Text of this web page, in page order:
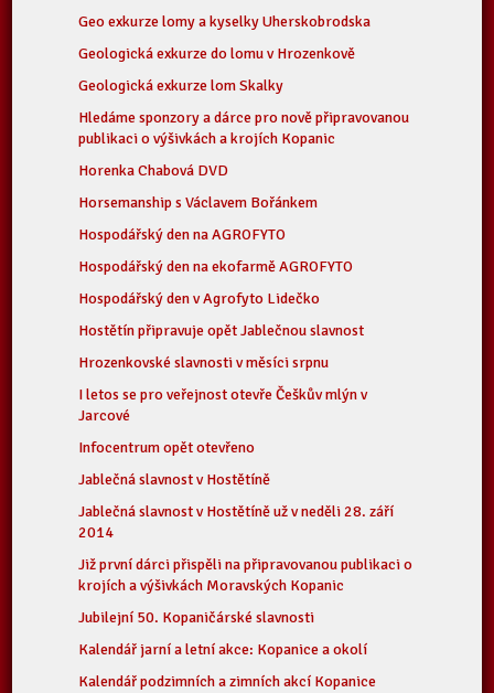
Geo exkurze lomy a kyselky Uherskobrodska
Geologická exkurze do lomu v Hrozenkově
Geologická exkurze lom Skalky
Hledáme sponzory a dárce pro nově připravovanou
publikaci o výšivkách a krojích Kopanic
Horenka Chabová DVD
Horsemanship s Václavem Bořánkem
Hospodářský den na AGROFYTO
Hospodářský den na ekofarmě AGROFYTO
Hospodářský den v Agrofyto Lidečko
Hostětín připravuje opět Jablečnou slavnost
Hrozenkovské slavnosti v měsíci srpnu
I letos se pro veřejnost otevře Češkův mlýn v
Jarcové
Infocentrum opět otevřeno
Jablečná slavnost v Hostětíně
Jablečná slavnost v Hostětíně už v neděli 28. září
2014
Již první dárci přispěli na připravovanou publikaci o
krojích a výšivkách Moravských Kopanic
Jubilejní 50. Kopaničárské slavnosti
Kalendář jarní a letní akce: Kopanice a okolí
Kalendář podzimních a zimních akcí Kopanice